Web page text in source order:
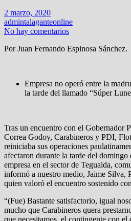
2 marzo, 2020
admintalaganteonline
No hay comentarios
Por Juan Fernando Espinosa Sánchez.
Empresa no operó entre la
la tarde del llamado “Súper
Tras un encuentro con el Gobernador
Correa Godoy, Carabineros y PDI,
reiniciaba sus operaciones
afectaron durante la tarde del domingo
empresa en el sector de Tegualda,
informó a nuestro medio, Jaime Silva,
quien valoró el encuentro sostenido
“(Fue) Bastante satisfactorio, igual
mucho que Carabineros quera
que necesitamos, el contingente con el